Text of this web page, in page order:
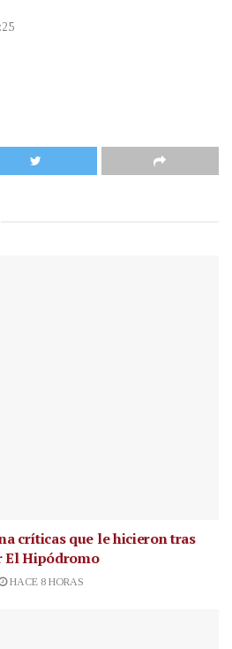
críticas que le hicieron tras
El Hipódromo
HACE 8 HORAS